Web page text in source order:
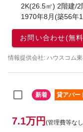
2K(26.5㎡) 2階建/2
1970年8月(築56年
お問い合わせ(無
情報提供会社: ハウスコム
新着 貸アパー
7.1万円 (管理費等な